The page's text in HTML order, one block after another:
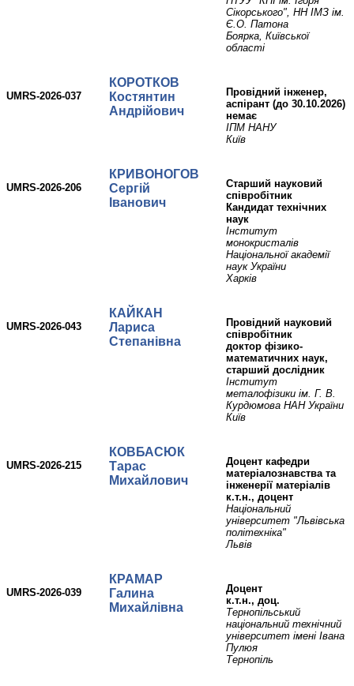
Сікорського", НН ІМЗ ім.
Є.О. Патона
Боярка, Київської
області
UMRS-2026-037
КОРОТКОВ
Костянтин
Андрійович
провідний інженер,
аспірант (до 30.10.2026)
немає
ІПМ НАНУ
Київ
UMRS-2026-206
КРИВОНОГОВ
Сергій
Іванович
Старший науковий
співробітник
Кандидат технічних
наук
Інститут
монокристалів
Національної академії
наук України
Харків
UMRS-2026-043
КАЙКАН
Лариса
Степанівна
провідний науковий
співробітник
доктор фізико-
математичних наук,
старший дослідник
Інститут
металофізики ім. Г. В.
Курдюмова НАН України
Київ
UMRS-2026-215
КОВБАСЮК
Тарас
Михайлович
доцент кафедри
матеріалознавства та
інженерії матеріалів
к.т.н., доцент
Національний
університет "Львівська
політехніка"
Львів
UMRS-2026-039
КРАМАР
Галина
Михайлівна
доцент
к.т.н., доц.
Тернопільський
національний технічний
університет імені Івана
Пулюя
Тернопіль